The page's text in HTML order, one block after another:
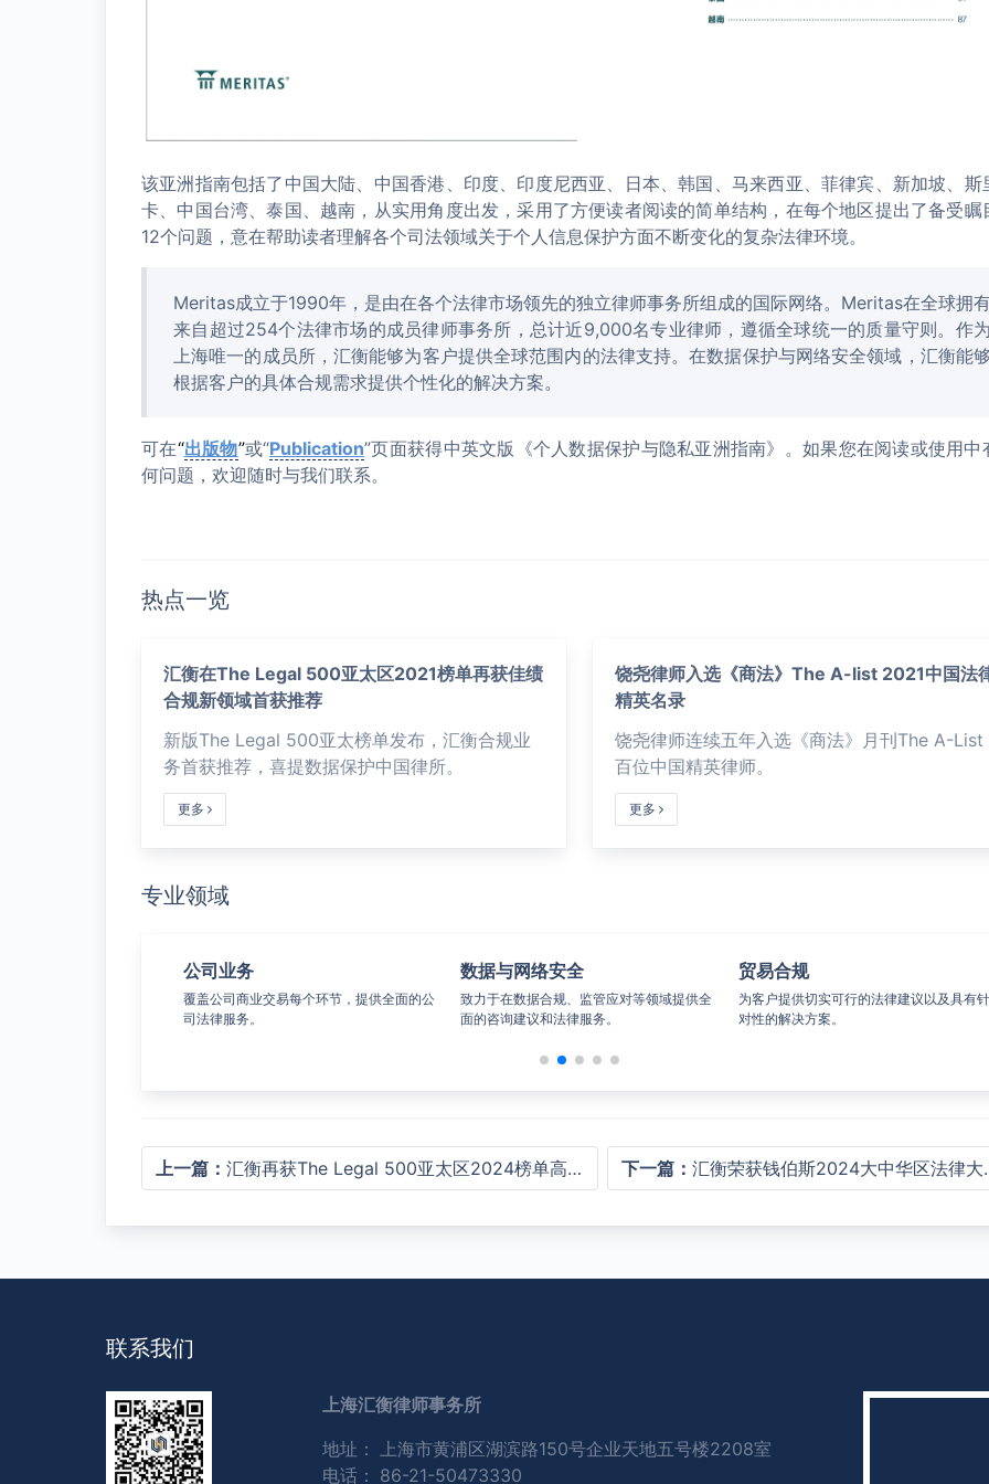
该亚洲指南包括了中国大陆、中国香港、印度、印度尼西亚、日本、韩国、马来西亚、菲律宾、新加坡、斯
卡、中国台湾、泰国、越南，从实用角度出发，采用了方便读者阅读的简单结构，在每个地区提出了备受瞩
12个问题，意在帮助读者理解各个司法领域关于个人信息保护方面不断变化的复杂法律环境。
Meritas成立于1990年，是由在各个法律市场领先的独立律师事务所组成的国际网络。Meritas在全球拥
来自超过254个法律市场的成员律师事务所，总计近9,000名专业律师，遵循全球统一的质量守则。作为
上海唯一的成员所，汇衡能够为客户提供全球范围内的法律支持。在数据保护与网络安全领域，汇衡能够
根据客户的具体合规需求提供个性化的解决方案。
可在“出版物”或“Publication”页面获得中英文版《个人数据保护与隐私亚洲指南》。如果您在阅读或使用中
何问题，欢迎随时与我们联系。
热点一览
汇衡在The Legal 500亚太区2021榜单再获佳绩
合规新领域首获推荐
新版The Legal 500亚太榜单发布，汇衡合规业
务首获推荐，喜提数据保护中国律所。
更多
饶尧律师入选《商法》The A-list 2021中国法
精英名录
饶尧律师连续五年入选《商法》月刊The A-List
百位中国精英律师。
更多
专业领域
外商直接投资
代表外国投资者助其在中国设立合资合作企
业等，为其提供法律服务。
劳动人事
劳动专业团队能够提供全面的劳动法律服
务，处理劳动争议。
知识产权
在知识产权业务领域经验包括咨询、申请、
许可、行政执法与诉讼。
上一篇： 汇衡再获The Legal 500亚太区2024榜单高度认可 下一篇： 汇衡荣获钱伯斯2024大中华区法律大奖提名
联系我们
上海汇衡律师事务所
地址：
上海市黄浦区湖滨路150号企业天地五号楼2208室
电话： 86-21-50473330